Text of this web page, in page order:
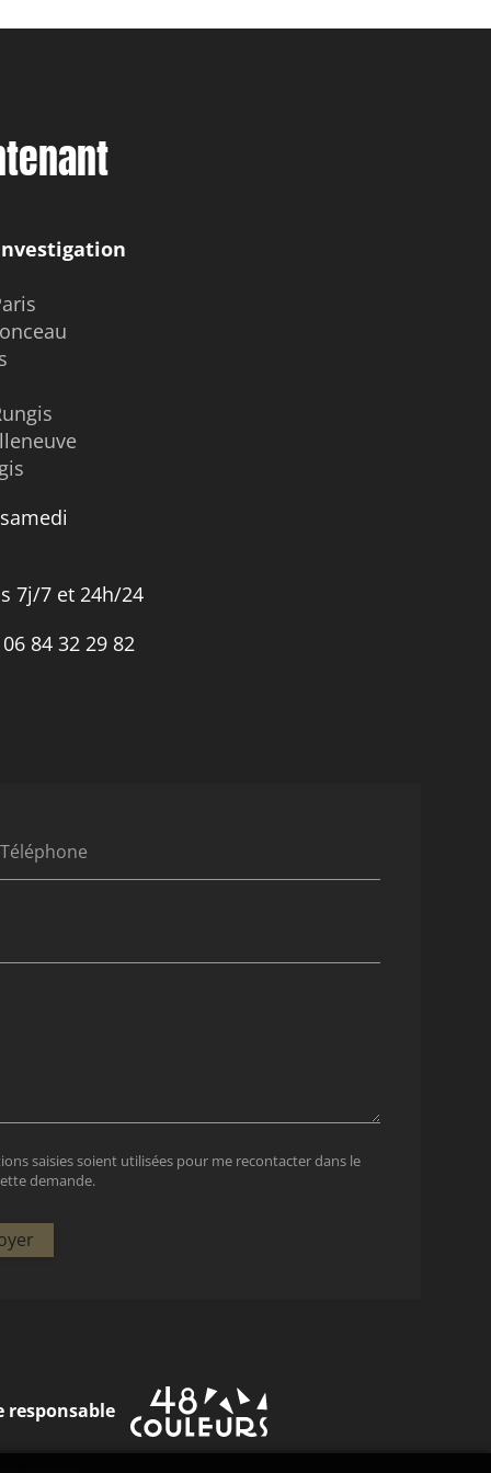
Téléphone
saisies soient utilisées pour me recontacter dans le
demande.
7j/7 et 24h/24
06 84 32 29 82
responsable